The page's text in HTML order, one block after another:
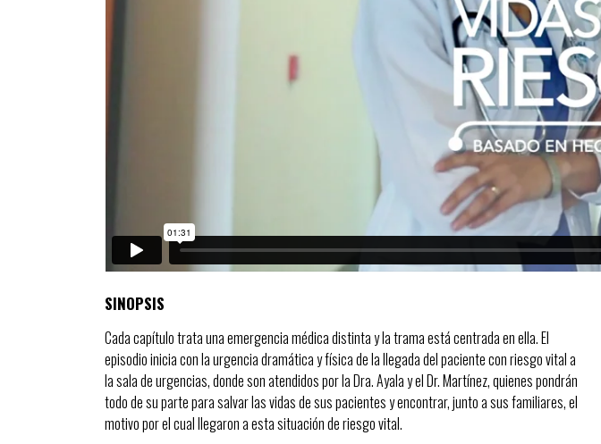
SINOPSIS
Cada capítulo trata una emergencia médica distinta y la trama está centrada en ella. El
episodio inicia con la urgencia dramática y física de la llegada del paciente con riesgo vital a
la sala de urgencias, donde son atendidos por la Dra. Ayala y el Dr. Martínez, quienes pondrán
todo de su parte para salvar las vidas de sus pacientes y encontrar, junto a sus familiares, el
motivo por el cual llegaron a esta situación de riesgo vital.